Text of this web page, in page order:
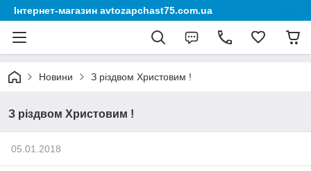
Інтернет-магазин avtozapchast75.com.ua
Новини З різдвом Христовим !
З різдвом Христовим !
05.01.2018